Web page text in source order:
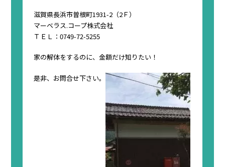
滋賀県長浜市曽根町1931-2（2Ｆ）
マーベラス.コープ株式会社
ＴＥＬ：0749-72-5255
家の解体をするのに、金額だけ知りたい！
是非、お問合せ下さい。